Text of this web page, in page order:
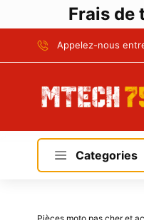
Frais de
Appelez-nous
Categories